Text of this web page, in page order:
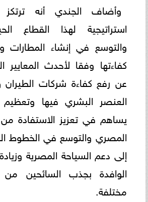
وأضاف الجندي أنه
استراتيجية لهذا القطاع
والتوسع في إنشاء المطارات
كفاءتها وفقا لأحدث المعايير
عن رفع كفاءة شركات الطيران
العنصر البشري فيها وتعظيم
يساهم في تعزيز الاستفادة
المصري والتوسع في الخطوط
إلى دعم السياحة المصرية
الوافدة بجذب السائحين
مختلفة.